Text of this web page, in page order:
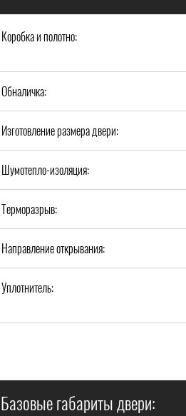
Коробка и полотно:
Обналичка:
Изготовление размера двери:
Шумотепло-изоляция:
Терморазрыв:
Направление открывания:
Уплотнитель:
Базовые габариты двери: